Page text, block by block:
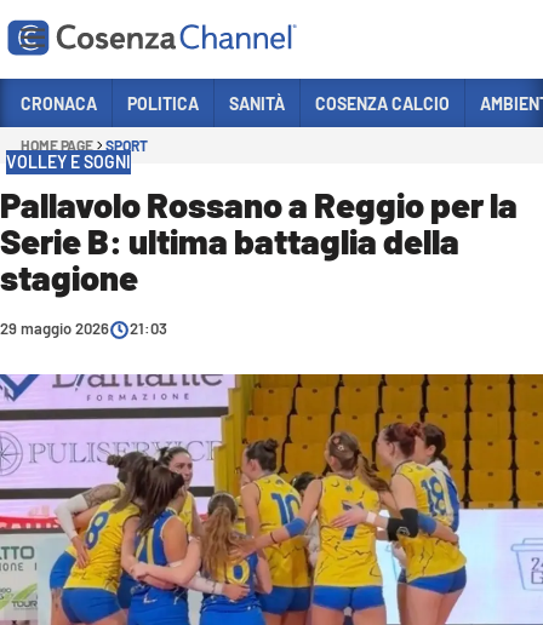
Sezioni
POLITICA
COSENZA CALCIO
ECONOMIA E LAVORO
SANITÀ
SPORT
CULTURA
AMBIENTE
Streaming
CRONACA POLITICA SANITÀ COSENZA CALCIO
HOME PAGE SPORT
VOLLEY E SOGNI
Pallavolo Rossano a Reggio per la
Serie B: ultima battaglia della
stagione
29 maggio 2026 21:03